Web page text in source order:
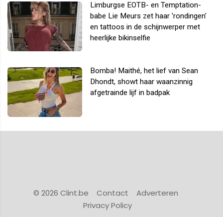
Limburgse EOTB- en Temptation-
babe Lie Meurs zet haar 'rondingen'
en tattoos in de schijnwerper met
heerlijke bikinselfie
Bomba! Maithé, het lief van Sean
Dhondt, showt haar waanzinnig
afgetrainde lijf in badpak
© 2026 Clint.be Contact
Adverteren
Privacy Policy